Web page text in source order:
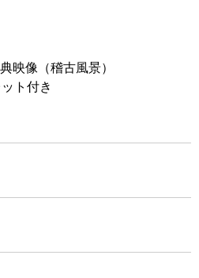
映像（稽古風景）
ト付き